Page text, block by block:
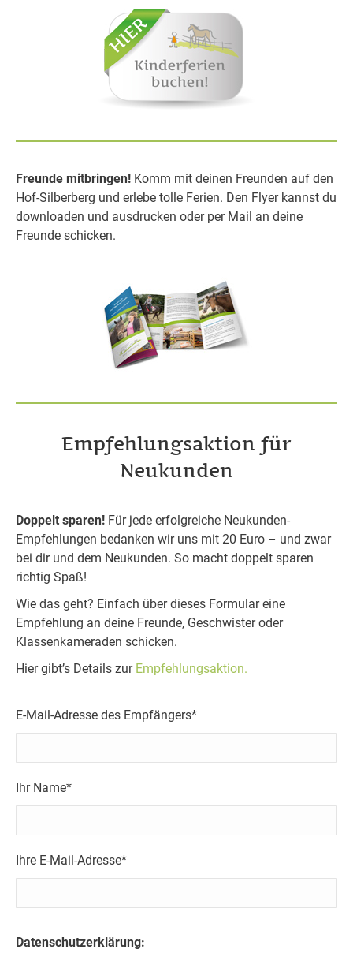
Freunde mitbringen! Komm mit deinen Freunden auf den
Hof-Silberberg und erlebe tolle Ferien. Den Flyer kannst du
downloaden und ausdrucken oder per Mail an deine
Freunde schicken.
Empfehlungsaktion für
Neukunden
Doppelt sparen! Für jede erfolgreiche Neukunden-
Empfehlungen bedanken wir uns mit 20 Euro – und zwar
bei dir und dem Neukunden. So macht doppelt sparen
richtig Spaß!
Wie das geht? Einfach über dieses Formular eine
Empfehlung an deine Freunde, Geschwister oder
Klassenkameraden schicken.
Hier gibt’s Details zur Empfehlungsaktion.
E-Mail-Adresse des Empfängers*
Ihr Name*
Ihre E-Mail-Adresse*
Datenschutzerklärung: